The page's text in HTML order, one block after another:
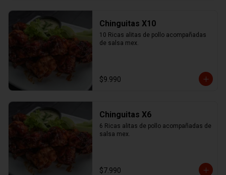
Chinguitas X10
10 Ricas alitas de pollo acompañadas
de salsa mex.
$9.990
Chinguitas X6
6 Ricas alitas de pollo acompañadas de
salsa mex.
$7.990